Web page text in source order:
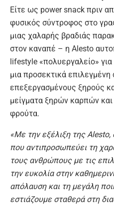
Είτε ως power snack πριν
φυσικός σύντροφος στο
μιας χαλαρής βραδιάς
στον καναπέ – η Alesto
lifestyle «πολυεργαλείο»
μια προσεκτικά
επεξεργασμένους ξηρούς
μείγματα ξηρών καρπών
φρούτα.
«Με την εξέλιξη της
που αντιπροσωπεύει τη
τους ανθρώπους με τις
την ευκολία στην
απόλαυση και τη μεγάλη
εστιάζουμε σταθερά στη